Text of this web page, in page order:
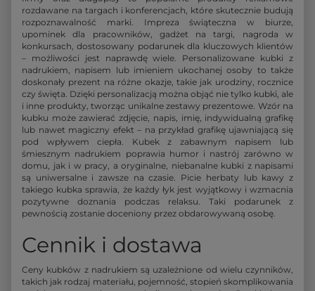
rozdawane na targach i konferencjach, które skutecznie budują
rozpoznawalność marki. Impreza świąteczna w biurze,
upominek dla pracowników, gadżet na targi, nagroda w
konkursach, dostosowany podarunek dla kluczowych klientów
– możliwości jest naprawdę wiele. Personalizowane kubki z
nadrukiem, napisem lub imieniem ukochanej osoby to także
doskonały prezent na różne okazje, takie jak urodziny, rocznice
czy święta. Dzięki personalizacją można objąć nie tylko kubki, ale
i inne produkty, tworząc unikalne zestawy prezentowe. Wzór na
kubku może zawierać zdjęcie, napis, imię, indywidualną grafikę
lub nawet magiczny efekt – na przykład grafikę ujawniającą się
pod wpływem ciepła. Kubek z zabawnym napisem lub
śmiesznym nadrukiem poprawia humor i nastrój zarówno w
domu, jak i w pracy, a oryginalne, niebanalne kubki z napisami
są uniwersalne i zawsze na czasie. Picie herbaty lub kawy z
takiego kubka sprawia, że każdy łyk jest wyjątkowy i wzmacnia
pozytywne doznania podczas relaksu. Taki podarunek z
pewnością zostanie doceniony przez obdarowywaną osobę.
Cennik i dostawa
Ceny kubków z nadrukiem są uzależnione od wielu czynników,
takich jak rodzaj materiału, pojemność, stopień skomplikowania